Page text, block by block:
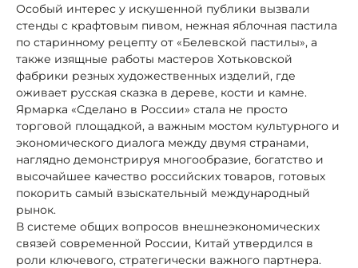
Особый интерес у искушенной публики вызвали
стенды с крафтовым пивом, нежная яблочная пастила
по старинному рецепту от «Белевской пастилы», а
также изящные работы мастеров Хотьковской
фабрики резных художественных изделий, где
оживает русская сказка в дереве, кости и камне.
Ярмарка «Сделано в России» стала не просто
торговой площадкой, а важным мостом культурного и
экономического диалога между двумя странами,
наглядно демонстрируя многообразие, богатство и
высочайшее качество российских товаров, готовых
покорить самый взыскательный международный
рынок.
В системе общих вопросов внешнеэкономических
связей современной России, Китай утвердился в
роли ключевого, стратегически важного партнера.